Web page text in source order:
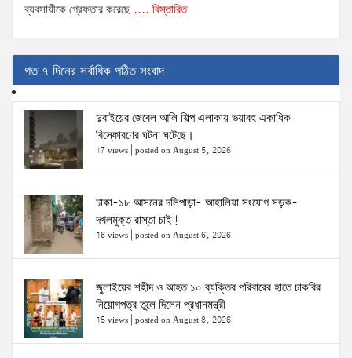
ব্যবসায়ীকে গ্রেফতার করেছে .... বিস্তারিত
গত ৭ দিনের সর্বাধিক পঠিত সংবাদ
দুবাইয়ের জেবেল আলি শিল্প এলাকায় ভয়াবহ একাধিক
বিস্ফোরণের ঘটনা ঘটেছে।
17 views posted on August 5, 2026
ঢাকা-১৮ আসনের দলিপাড়া- আহালিয়া সংযোগ সড়ক-
দখলমুক্ত রাস্তা চাই!
16 views posted on August 6, 2026
জুলাইয়ের শহীদ ও আহত ১০ ব্যক্তির পরিবারের হাতে চাকরির
নিয়োগপত্র তুলে দিলেন প্রধানমন্ত্রী
15 views posted on August 8, 2026